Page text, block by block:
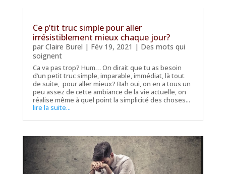
Ce p’tit truc simple pour aller
irrésistiblement mieux chaque jour?
par Claire Burel | Fév 19, 2021 | Des mots qui
soignent
Ca va pas trop? Hum… On dirait que tu as besoin
d’un petit truc simple, imparable, immédiat, là tout
de suite, pour aller mieux? Bah oui, on en a tous un
peu assez de cette ambiance de la vie actuelle, on
réalise même à quel point la simplicité des choses...
lire la suite...